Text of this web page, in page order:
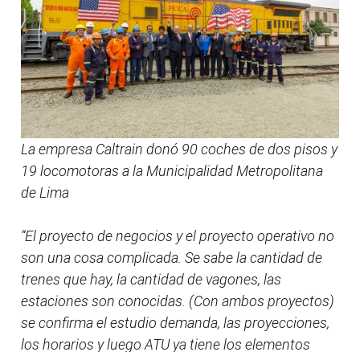
La empresa Caltrain donó 90 coches de dos pisos y
19 locomotoras a la Municipalidad Metropolitana
de Lima
“El proyecto de negocios y el proyecto operativo no
son una cosa complicada. Se sabe la cantidad de
trenes que hay, la cantidad de vagones, las
estaciones son conocidas. (Con ambos proyectos)
se confirma el estudio demanda, las proyecciones,
los horarios y luego ATU ya tiene los elementos